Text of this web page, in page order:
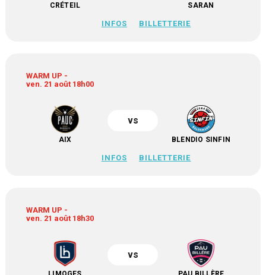
CRÉTEIL SARAN
INFOS BILLETTERIE
WARM UP -
ven. 21 août 18h00
AIX
vs
BLENDIO SINFIN
INFOS BILLETTERIE
WARM UP -
ven. 21 août 18h30
vs